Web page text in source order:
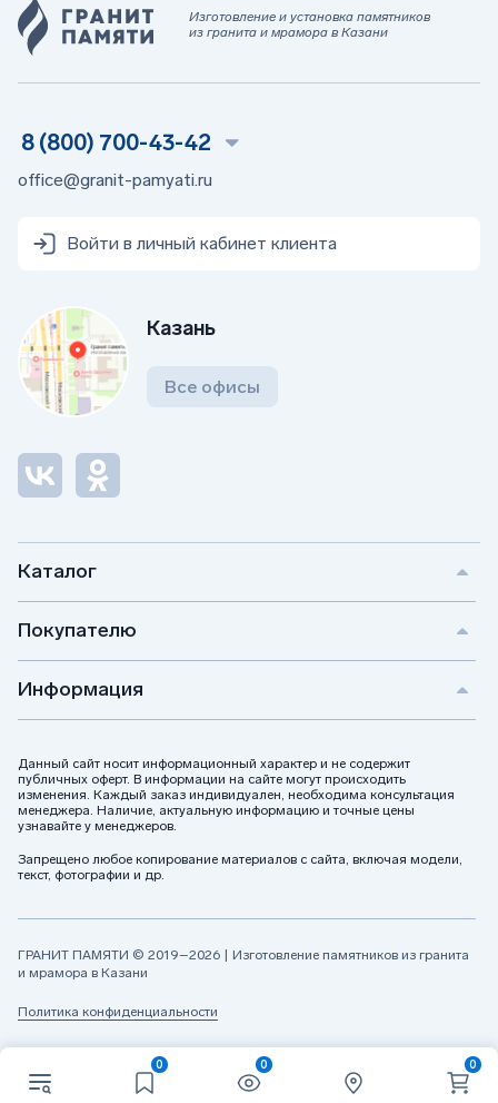
0 0 0
Изготовление и установка памятников
из гранита и мрамора в Казани
Каталог
Покупателю
Информация
Данный сайт носит информационный характер и не содержит
публичных оферт. В информации на сайте могут происходить
изменения. Каждый заказ индивидуален, необходима консультация
менеджера. Наличие, актуальную информацию и точные цены
узнавайте у менеджеров.
Запрещено любое копирование материалов с сайта, включая модели,
текст, фотографии и др.
8 (800) 700-43-42
office@granit-pamyati.ru
Войти в личный кабинет клиента
Казань
Все офисы
ГРАНИТ ПАМЯТИ © 2019–2026 | Изготовление памятников из гранита
и мрамора в Казани
Политика конфиденциальности